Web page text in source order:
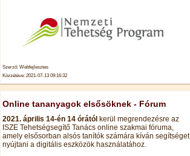
Szerző: Webfejlesztes
Közzétéve: 2021-07-13 09:16:32
Online tananyagok elsősöknek - Fórum
2021. április 14-én 14 órától kerül megrendezésre az
ISZE Tehetségsegítő Tanács online szakmai fóruma,
amely elsősorban alsós tanítók számára kíván segítséget
nyújtani a digitális eszközök használatához.